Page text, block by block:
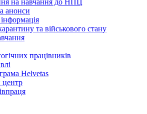
на навчання до НПЦ
анонси
та військового стану
працівників
Helvetas
центр